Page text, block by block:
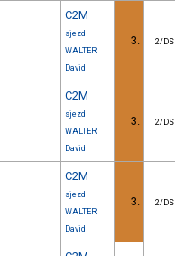
C2M
sjezd
WALTER
David
3. 2/DS
C2M
sjezd
WALTER
David
3. 2/DS
C2M
sjezd
WALTER
David
3. 2/DS